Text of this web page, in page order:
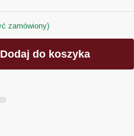
zamówiony)
Dodaj do koszyka